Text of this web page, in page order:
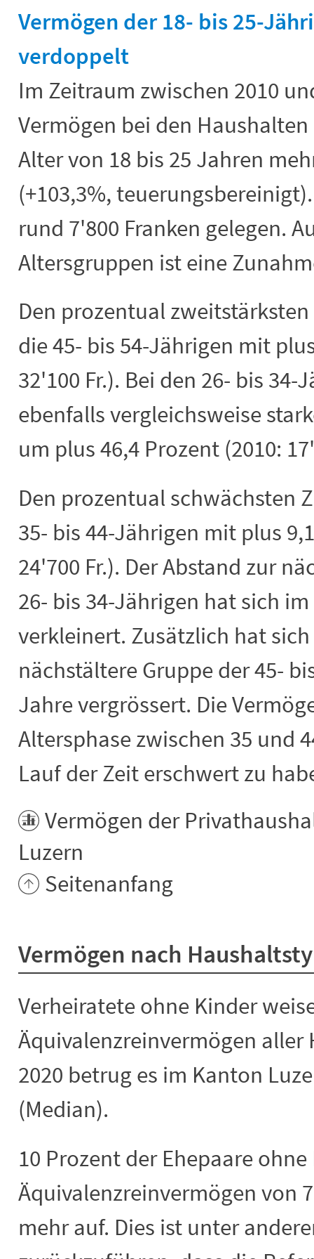
Vermögen der 18- bis 25-
verdoppelt
Im Zeitraum zwischen 2010
Vermögen bei den
Alter von 18 bis 25 Jahren
(+103,3%,
rund 7'800 Franken gelegen.
Altersgruppen ist eine
Den prozentual
die 45- bis 54-Jährigen mit
32'100 Fr.). Bei den 26- bis
ebenfalls vergleichsweise
um plus 46,4 Prozent (2010:
Den prozentual schwächsten
35- bis 44-Jährigen mit plus
24'700 Fr.). Der Abstand zur
26- bis 34-Jährigen hat sich
verkleinert. Zusätzlich hat
nächstältere Gruppe der 45-
Jahre vergrössert. Die
Altersphase zwischen 35 und
Lauf der Zeit erschwert zu
Vermögen der
Luzern
Seitenanfang
Vermögen nach
Verheiratete ohne Kinder
Äquivalenzreinvermögen
2020 betrug es im Kanton
(Median).
10 Prozent der Ehepaare
Äquivalenzreinvermögen von
mehr auf. Dies ist unter